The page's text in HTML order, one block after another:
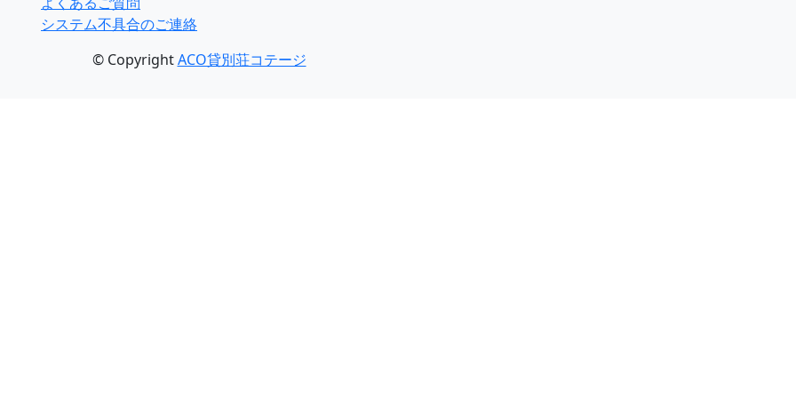
システム不具合のご連絡
© CopyrightACO貸別荘コテージ